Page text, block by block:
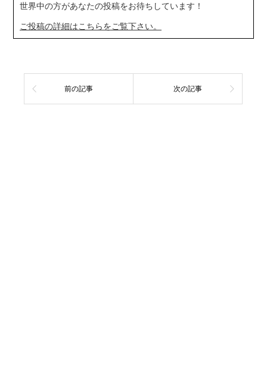
世界中の方があなたの投稿をお待ちしています！
ご投稿の詳細はこちらをご覧下さい。
前の記事 次の記事